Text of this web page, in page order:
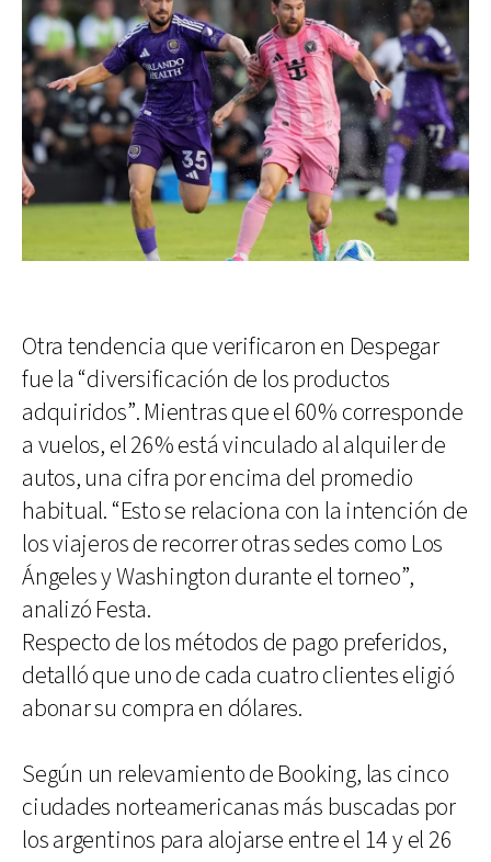
Otra tendencia que verificaron en Despegar
fue la “diversificación de los productos
adquiridos”. Mientras que el 60% corresponde
a vuelos, el 26% está vinculado al alquiler de
autos, una cifra por encima del promedio
habitual. “Esto se relaciona con la intención de
los viajeros de recorrer otras sedes como Los
Ángeles y Washington durante el torneo”,
analizó Festa.
Respecto de los métodos de pago preferidos,
detalló que uno de cada cuatro clientes eligió
abonar su compra en dólares.
Según un relevamiento de Booking, las cinco
ciudades norteamericanas más buscadas por
los argentinos para alojarse entre el 14 y el 26